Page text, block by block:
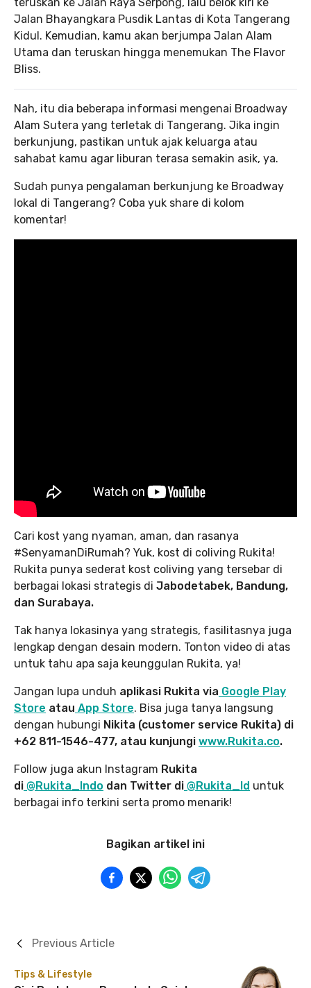
Jalan Bhayangkara Pusdik Lantas di Kota Tangerang
Kidul. Kemudian, kamu akan berjumpa Jalan Alam
Utama dan teruskan hingga menemukan The Flavor
Bliss.
Nah, itu dia beberapa informasi mengenai Broadway
Alam Sutera yang terletak di Tangerang. Jika ingin
berkunjung, pastikan untuk ajak keluarga atau
sahabat kamu agar liburan terasa semakin asik, ya.
Sudah punya pengalaman berkunjung ke Broadway
lokal di Tangerang? Coba yuk share di kolom
komentar!
Cari kost yang nyaman, aman, dan rasanya
#SenyamanDiRumah? Yuk, kost di coliving Rukita!
Rukita punya sederat kost coliving yang tersebar di
berbagai lokasi strategis di Jabodetabek, Bandung,
dan Surabaya.
Tak hanya lokasinya yang strategis, fasilitasnya juga
lengkap dengan desain modern. Tonton video di atas
untuk tahu apa saja keunggulan Rukita, ya!
Jangan lupa unduh aplikasi Rukita via Google Play
Store atau App Store. Bisa juga tanya langsung
dengan hubungi Nikita (customer service Rukita) di
+62 811-1546-477, atau kunjungi www.Rukita.co.
Follow juga akun Instagram Rukita
di @Rukita_Indo dan Twitter di @Rukita_Id untuk
berbagai info terkini serta promo menarik!
Bagikan artikel ini
Tips & Lifestyle
Previous Article